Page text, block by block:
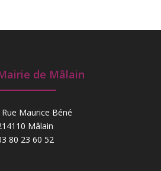
de Mâlain
Rue Maurice Béné
Mâlain
80 23 60 52